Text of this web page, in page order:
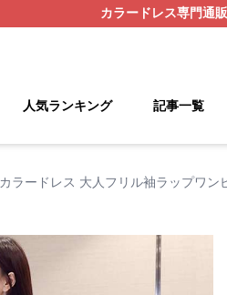
カラードレス専門通
人気ランキング 記事一覧
カラードレス 大人フリル袖ラップワン